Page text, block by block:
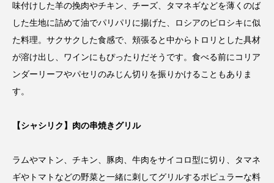
味付けした羊の挽肉やチキン、チーズ、タマネギなどを薄くのば
した生地に詰めて油でパリパリに揚げた、ロシアのピロシキに似
た料理。サクサクした食感で、頬張ると中からトロリとした具材
が溶け出し、ワインにもぴったりだそうです。食べる前にコリア
ンダーリーフやパセリのみじん切りを振りかけることもありま
す。
【シャシリク】肉の串焼きグリル
ラムやマトン、チキン、豚肉、牛肉をサイコロ型に切り、タマネ
ギやトマトなどの野菜と一緒に刺してグリルするポピュラーな料